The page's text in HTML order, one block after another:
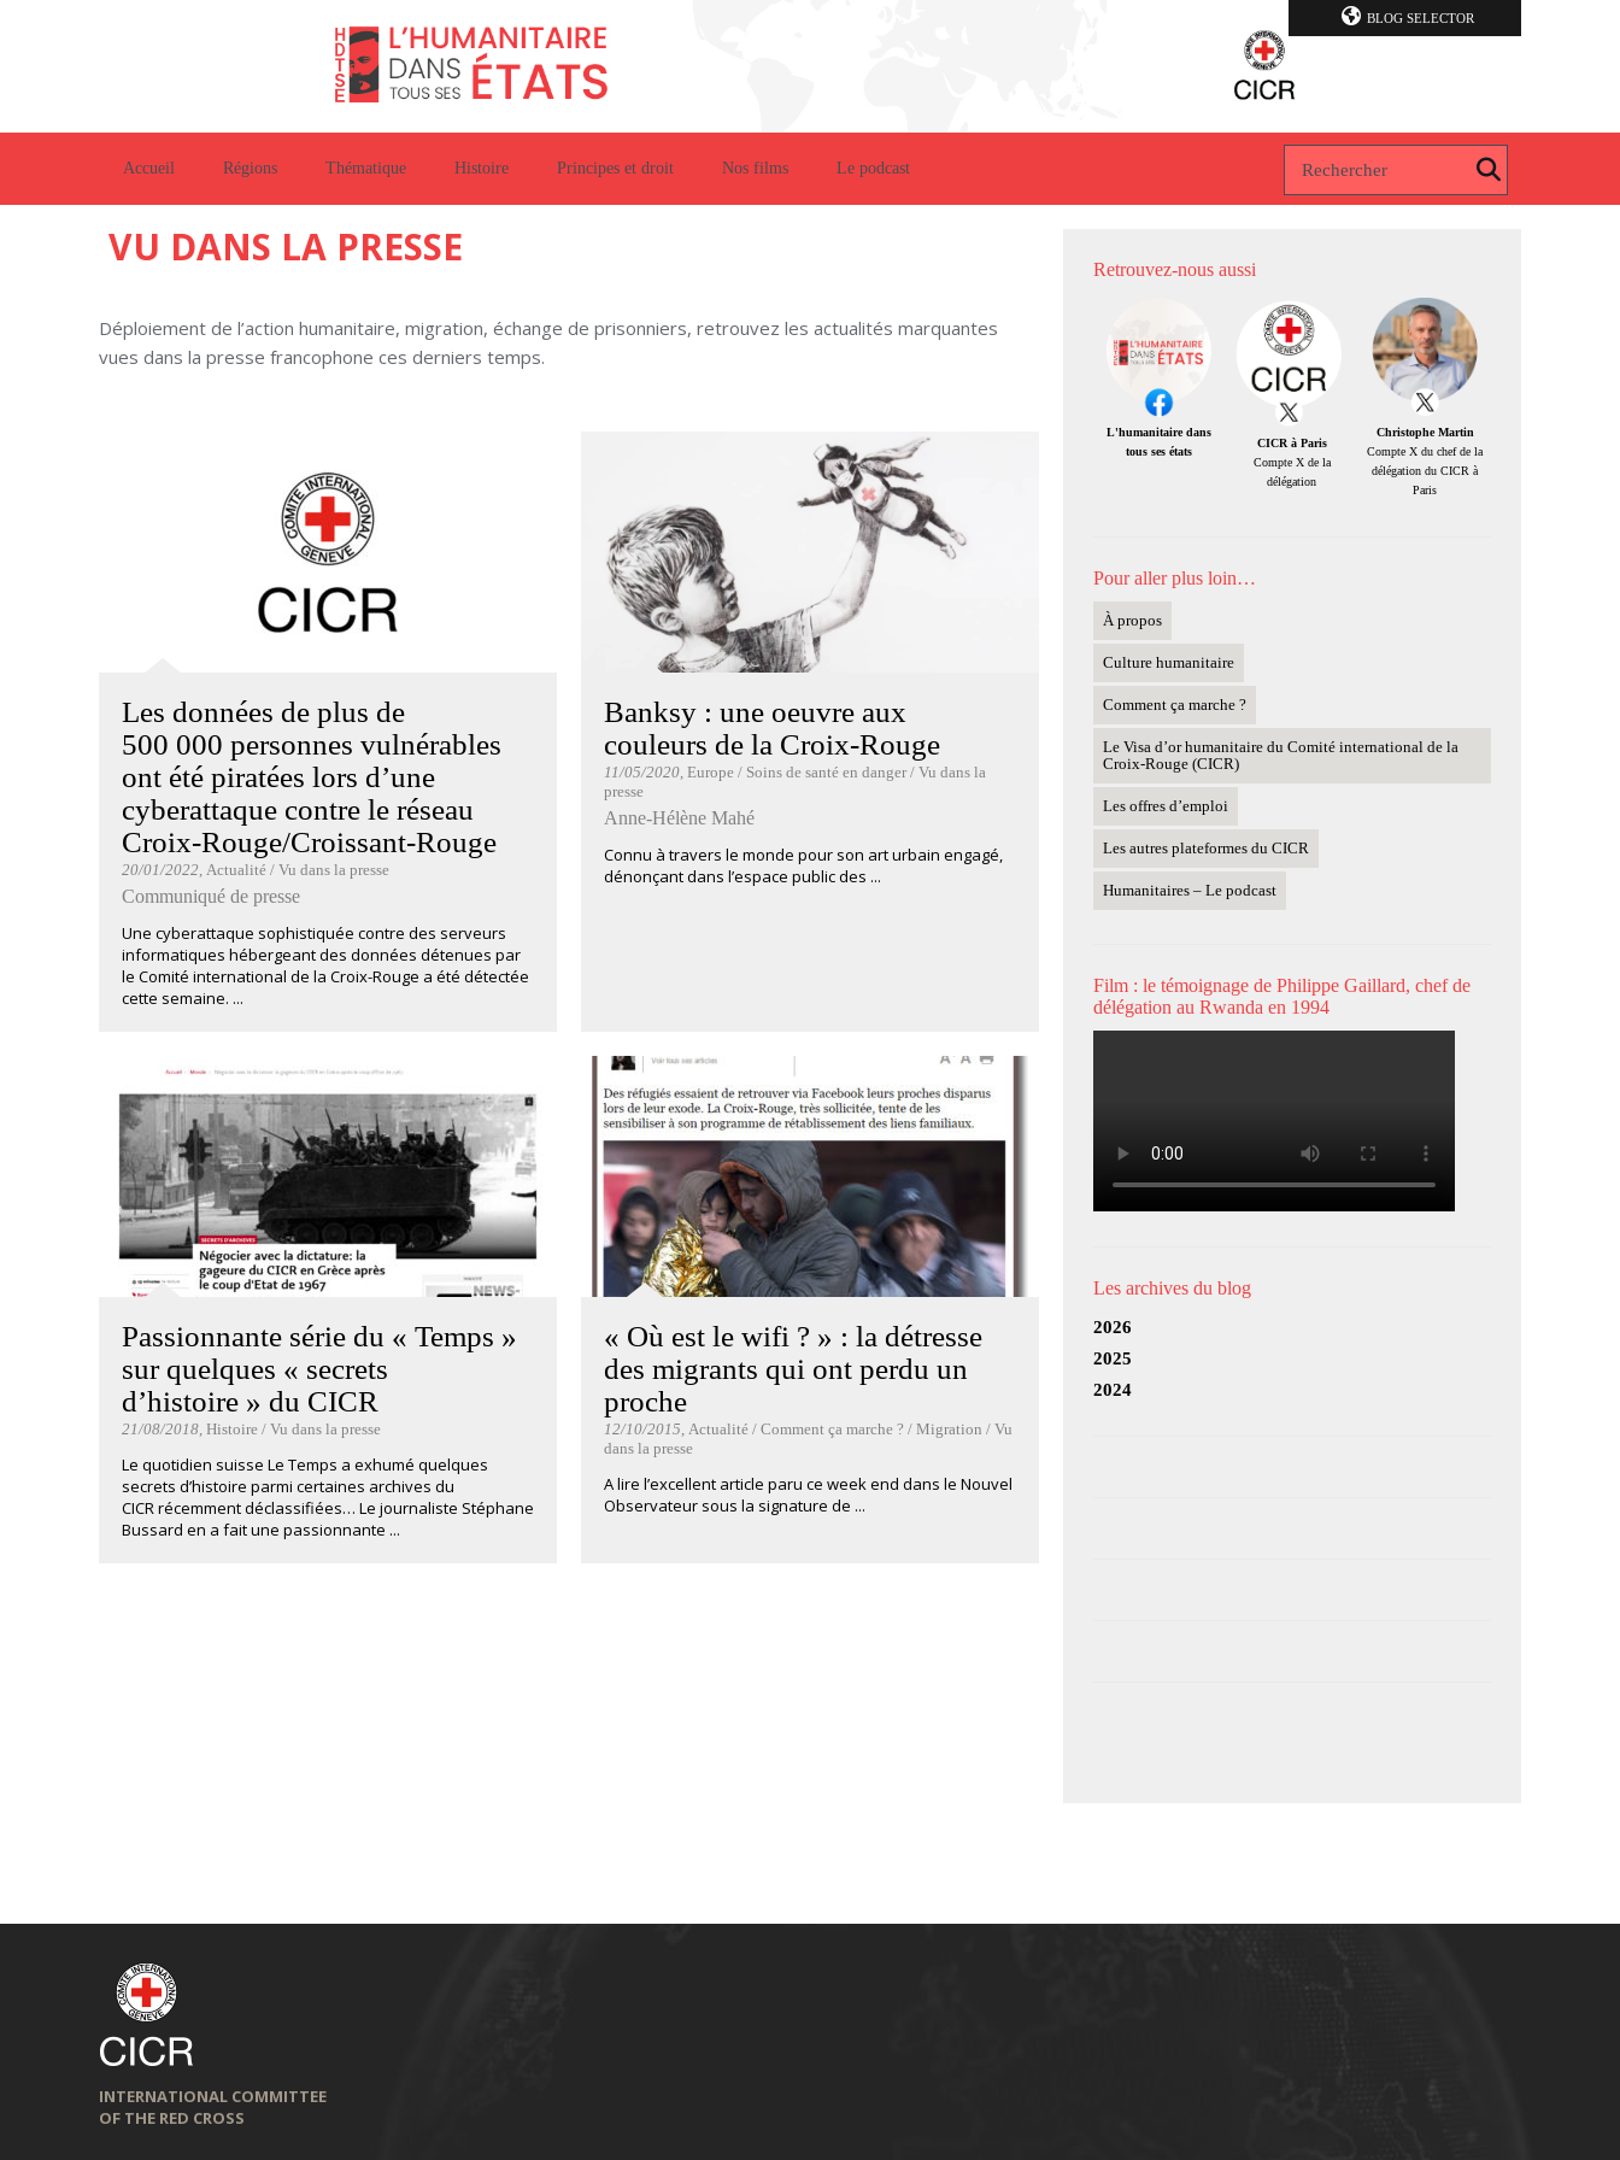
BLOG SELECTOR
Accueil Régions Thématique Histoire Principes et droit Nos films Le podcast
VU DANS LA PRESSE
Déploiement de l’action humanitaire, migration, échange de prisonniers, retrouvez les actualités marquantes
vues dans la presse francophone ces derniers temps.
Les données de plus de
500 000 personnes vulnérables
ont été piratées lors d’une
cyberattaque contre le réseau
Croix-Rouge/Croissant-Rouge
20/01/2022, Actualité / Vu dans la presse
Communiqué de presse
Une cyberattaque sophistiquée contre des serveurs
informatiques hébergeant des données détenues par
le Comité international de la Croix-Rouge a été détectée
cette semaine. ...
Banksy : une oeuvre aux
couleurs de la Croix-Rouge
11/05/2020, Europe / Soins de santé en danger / Vu dans la
presse
Anne-Hélène Mahé
Connu à travers le monde pour son art urbain engagé,
dénonçant dans l’espace public des ...
Passionnante série du « Temps »
sur quelques « secrets
d’histoire » du CICR
21/08/2018, Histoire / Vu dans la presse
Le quotidien suisse Le Temps a exhumé quelques
secrets d’histoire parmi certaines archives du
CICR récemment déclassifiées… Le journaliste Stéphane
Bussard en a fait une passionnante ...
« Où est le wifi ? » : la détresse
des migrants qui ont perdu un
proche
12/10/2015, Actualité / Comment ça marche ? / Migration / Vu
dans la presse
A lire l’excellent article paru ce week end dans le Nouvel
Observateur sous la signature de ...
Retrouvez-nous aussi
L'humanitaire dans
tous ses états
CICR à Paris
Compte X de la
délégation
Christophe Martin
Compte X du chef de la
délégation du CICR à
Paris
Pour aller plus loin…
À propos
Culture humanitaire
Comment ça marche ?
Le Visa d’or humanitaire du Comité international de la
Croix-Rouge (CICR)
Les offres d’emploi
Les autres plateformes du CICR
Humanitaires – Le podcast
Film : le témoignage de Philippe Gaillard, chef de
délégation au Rwanda en 1994
Les archives du blog
2026
2025
2024
INTERNATIONAL COMMITTEE
OF THE RED CROSS